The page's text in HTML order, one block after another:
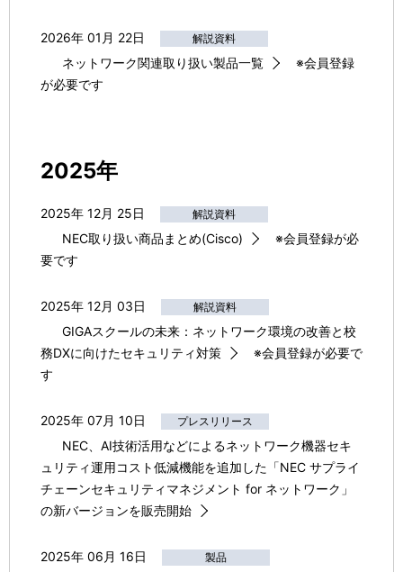
2026年 01月 22日 解説資料
ネットワーク関連取り扱い製品一覧
※会員登録
が必要です
2025年
2025年 12月 25日 解説資料
NEC取り扱い商品まとめ(Cisco)
※会員登録が必
要です
2025年 12月 03日 解説資料
GIGAスクールの未来：ネットワーク環境の改善と校
務DXに向けたセキュリティ対策
※会員登録が必要で
す
2025年 07月 10日 プレスリリース
NEC、AI技術活用などによるネットワーク機器セキ
ュリティ運用コスト低減機能を追加した「NEC サプライ
チェーンセキュリティマネジメント for ネットワーク」
の新バージョンを販売開始
2025年 06月 16日 製品